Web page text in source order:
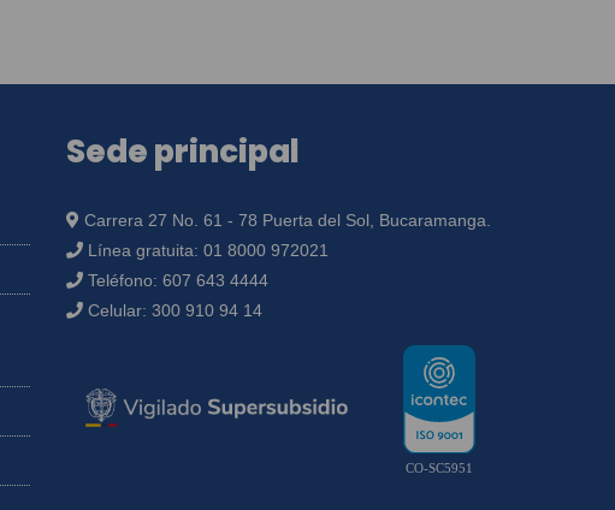
Sede principal
Carrera 27 No. 61 - 78 Puerta del Sol, Bucaramanga.
Línea gratuita: 01 8000 972021
Teléfono: 607 643 4444
Celular: 300 910 94 14
CO-SC5951